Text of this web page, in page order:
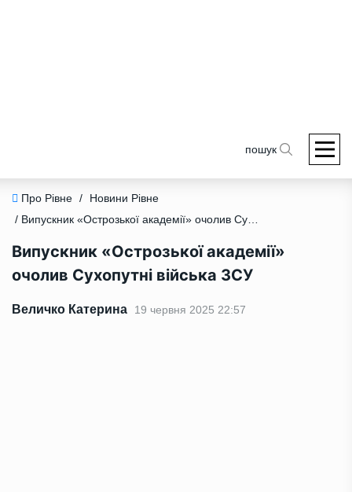
пошук
Про Рівне /
Новини Рівне
/ Випускник «Острозької академії» очолив Сухопутні війська ЗСУ
Випускник «Острозької академії»
очолив Сухопутні війська ЗСУ
Величко Катерина 19 червня 2025 22:57